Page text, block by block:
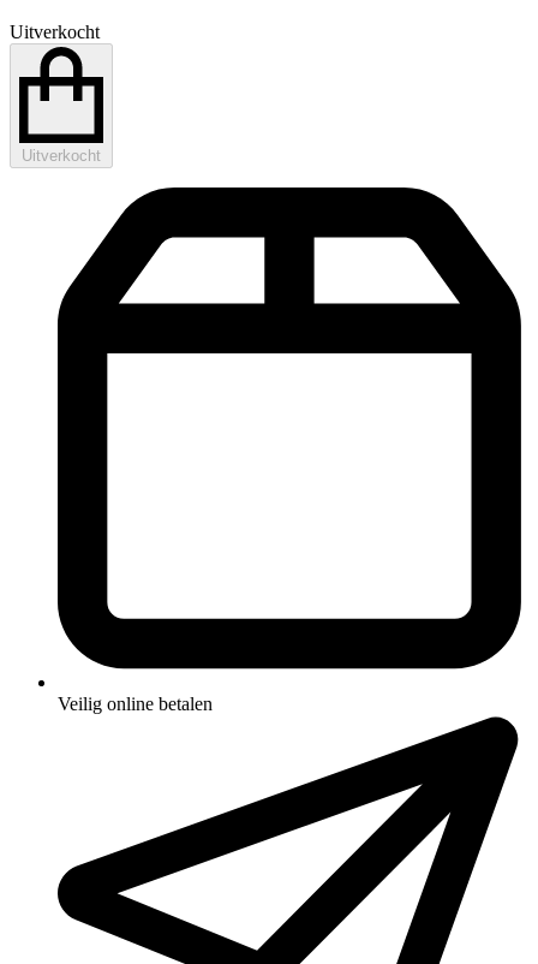
Uitverkocht
Uitverkocht
Veilig online betalen